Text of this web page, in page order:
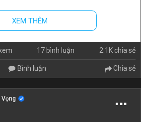
XEM THÊM
17 bình luận 2.1K chia sẻ
Bình luận Chia sẻ
Vọng